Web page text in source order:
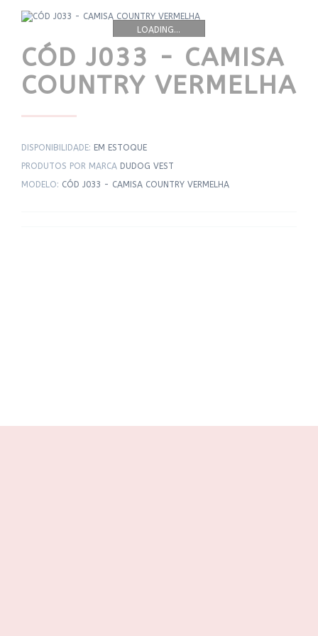
LOADING...
CÓD J033 - CAMISA
COUNTRY VERMELHA
DISPONIBILIDADE: EM ESTOQUE
PRODUTOS POR MARCA DUDOG VEST
MODELO: CÓD J033 - CAMISA COUNTRY VERMELHA